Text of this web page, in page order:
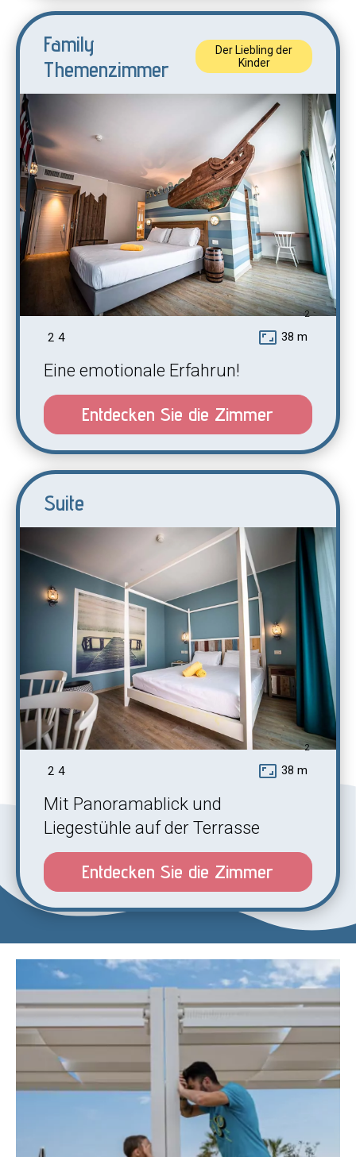
Family
Themenzimmer
Der Liebling der
Kinder
2 4 aspect_ratio 38 m
2
Eine emotionale Erfahrun!
Entdecken Sie die Zimmer
Suite
2 4 aspect_ratio 38 m
2
Mit Panoramablick und
Liegestühle auf der Terrasse
Entdecken Sie die Zimmer